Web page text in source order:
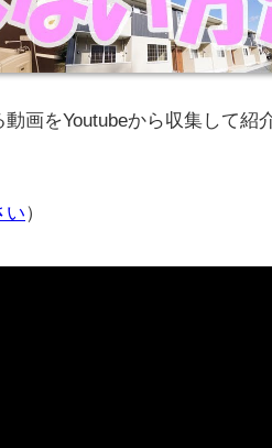
画をYoutubeから収集して紹
い）